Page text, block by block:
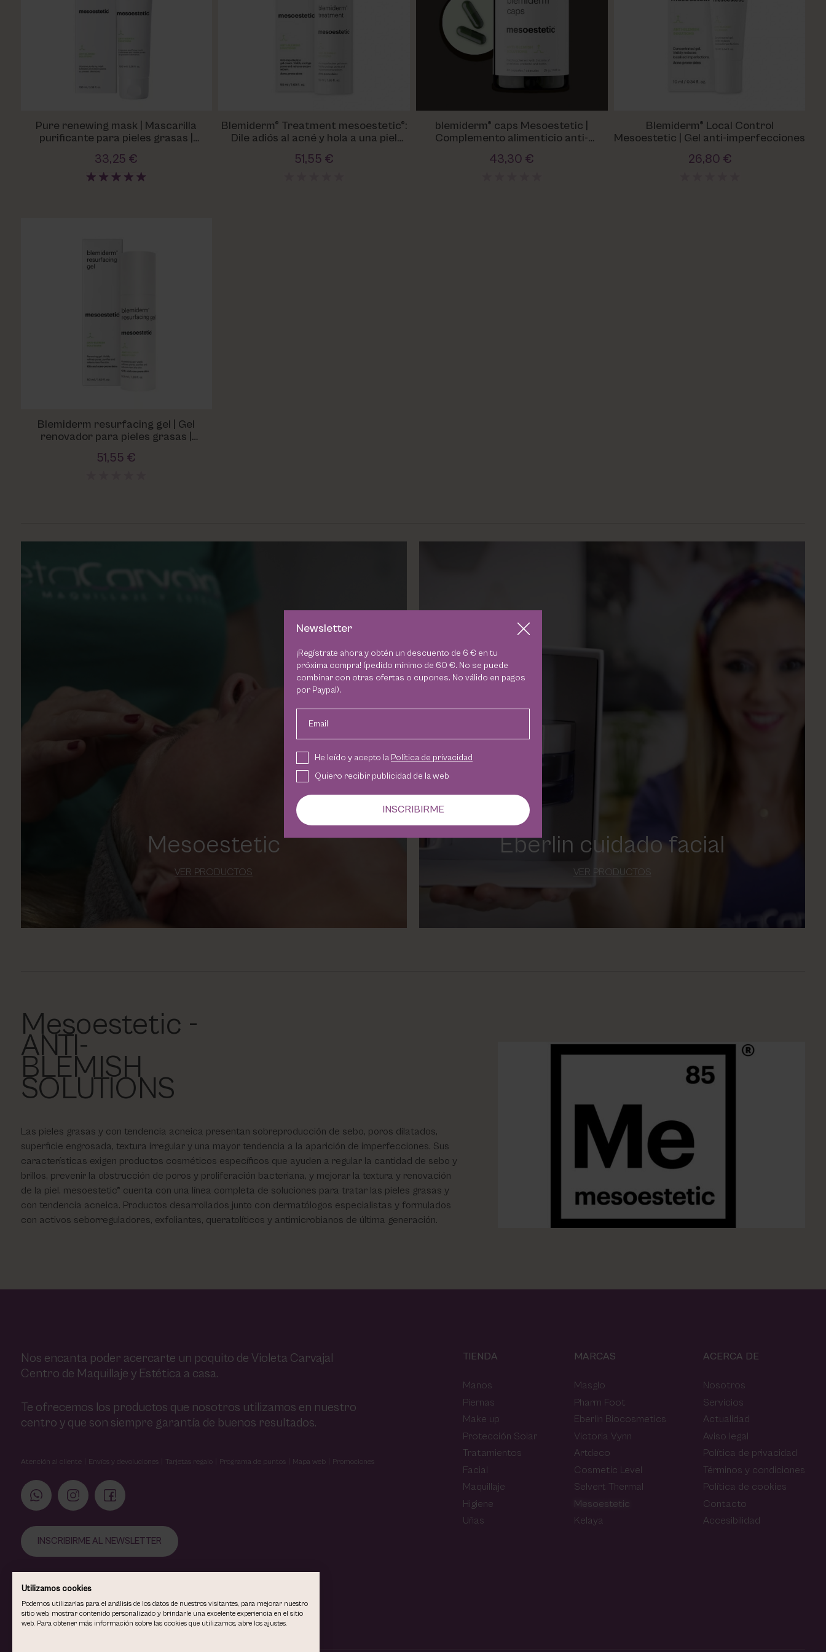
Pure renewing mask | Mascarilla
purificante para pieles grasas |
33,25 €
Blemiderm® Treatment mesoestetic®:
Dile adiós al acné y hola a una piel
51,55 €
blemiderm® caps Mesoestetic |
Complemento alimenticio anti-
43,30 €
Blemiderm® Local Control
Mesoestetic | Gel anti-imperfecciones
26,80 €
Blemiderm resurfacing gel | Gel
renovador para pieles grasas |
51,55 €
Mesoestetic
VER PRODUCTOS
Eberlin cuidado facial
VER PRODUCTOS
Mesoestetic -
ANTI-
BLEMISH
SOLUTIONS
Las pieles grasas y con tendencia acneica presentan sobreproducción de sebo, poros dilatados,
superficie engrosada, textura irregular y una mayor tendencia a la aparición de imperfecciones. Sus
características exigen productos cosméticos específicos que ayuden a regular la cantidad de sebo y
brillos, prevenir la obstrucción de poros y proliferación bacteriana, y mejorar la textura y renovación
de la piel. mesoestetic® cuenta con una línea completa de soluciones para tratar las pieles grasas y
con tendencia acneica. Productos desarrollados junto con dermatólogos especialistas y formulados
con activos seborreguladores, exfoliantes, queratolíticos y antimicrobianos de última generación.
Nos encanta poder acercarte un poquito de Violeta Carvajal
Centro de Maquillaje y Estética a casa.
Te ofrecemos los productos que nosotros utilizamos en nuestro
centro y que son siempre garantía de buenos resultados.
Atención al cliente Envíos y devoluciones Tarjetas regalo Programa de puntos Mapa web Promociones
INSCRIBIRME AL NEWSLETTER
TIENDA
Manos
Piernas
Make up
Protección Solar
Tratamientos
Facial
Maquillaje
Higiene
Uñas
MARCAS
Masglo
Pharm Foot
Eberlin Biocosmetics
Victoria Vynn
Artdeco
Cosmetic Level
Selvert Thermal
Mesoestetic
Kelaya
ACERCA DE
Nosotros
Servicios
Actualidad
Aviso legal
Política de privacidad
Términos y condiciones
Política de cookies
Contacto
Accesibilidad
Newsletter
¡Regístrate ahora y obtén un descuento de 6 € en tu
próxima compra! (pedido mínimo de 60 €. No se puede
combinar con otras ofertas o cupones. No válido en pagos
por Paypal).
Email
He leído y acepto la Política de privacidad
Quiero recibir publicidad de la web
INSCRIBIRME
Utilizamos cookies
Podemos utilizarlas para el análisis de los datos de nuestros visitantes, para mejorar nuestro
sitio web, mostrar contenido personalizado y brindarle una excelente experiencia en el sitio
web. Para obtener más información sobre las cookies que utilizamos, abre los ajustes.